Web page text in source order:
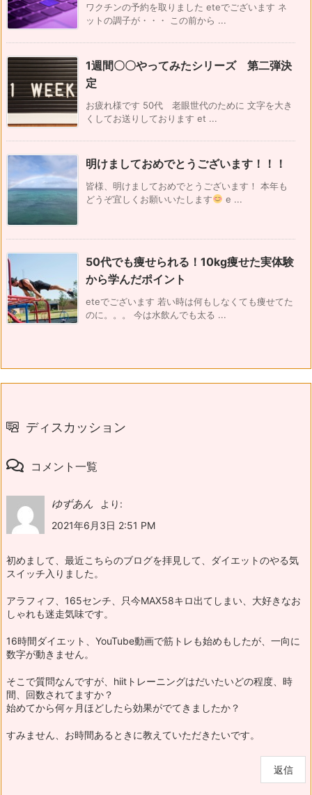
ワクチンの予約を取りました eteでございます ネ
ットの調子が・・・ この前から ...
1週間〇〇やってみたシリーズ 第二弾決
定
お疲れ様です 50代 老眼世代のために 文字を大き
くしてお送りしております et ...
明けましておめでとうございます！！！
皆様、明けましておめでとうございます！ 本年も
どうぞ宜しくお願いいたします
e ...
50代でも痩せられる！10kg痩せた実体験
から学んだポイント
eteでございます 若い時は何もしなくても痩せてた
のに。。。 今は水飲んでも太る ...
ディスカッション
コメント一覧
ゆずあん
より:
2021年6月3日 2:51 PM
初めまして、最近こちらのブログを拝見して、ダイエットのやる気
スイッチ入りました。
アラフィフ、165センチ、只今MAX58キロ出てしまい、大好きなお
しゃれも迷走気味です。
16時間ダイエット、YouTube動画で筋トレも始めもしたが、一向に
数字が動きません。
そこで質問なんですが、hiitトレーニングはだいたいどの程度、時
間、回数されてますか？
始めてから何ヶ月ほどしたら効果がでてきましたか？
すみません、お時間あるときに教えていただきたいです。
返信